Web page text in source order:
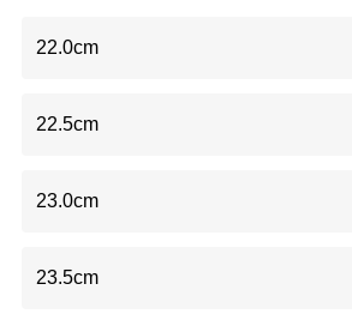
22.0cm
22.5cm
23.0cm
23.5cm